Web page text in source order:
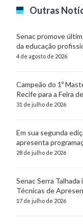
Outras
Senac promove
da educação
4 de agosto de 2026
Campeão do 1º
Recife para a Feira
31 de julho de 2026
Em sua segunda
apresenta
28 de julho de 2026
Senac Serra
Técnicas de
17 de julho de 2026